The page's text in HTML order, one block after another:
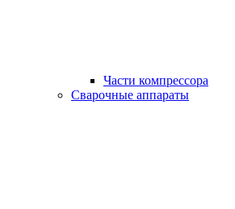
Части компрессора
Сварочные аппараты